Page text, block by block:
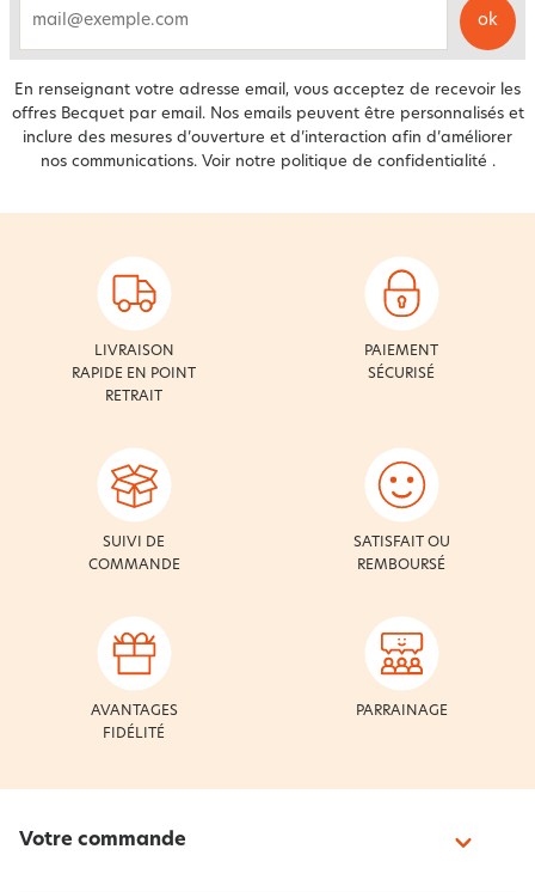
ok
En renseignant votre adresse email, vous acceptez de recevoir les
offres Becquet par email. Nos emails peuvent être personnalisés et
inclure des mesures d’ouverture et d’interaction afin d’améliorer
nos communications. Voir notre politique de confidentialité .
LIVRAISON
RAPIDE EN POINT
RETRAIT
PAIEMENT
SÉCURISÉ
SUIVI DE
COMMANDE
SATISFAIT OU
REMBOURSÉ
AVANTAGES
FIDÉLITÉ
PARRAINAGE
Votre commande